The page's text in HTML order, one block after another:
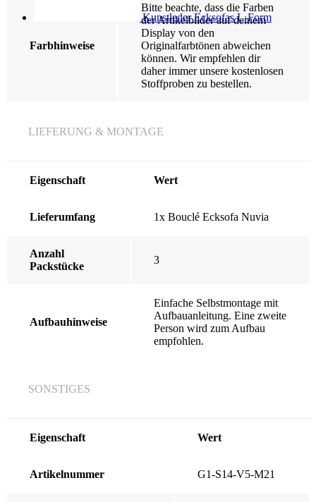
Kunstleder Ecksofas L-Form
Farbhinweise
Bitte beachte, dass die Farben
der Artikelbilder auf deinem
Display von den
Originalfarbtönen abweichen
können. Wir empfehlen dir
daher immer unsere kostenlosen
Stoffproben zu bestellen.
LIEFERUNG & MONTAGE
Eigenschaft Wert
Lieferumfang 1x Bouclé Ecksofa Nuvia
Anzahl
Packstücke
3
Aufbauhinweise
Einfache Selbstmontage mit
Aufbauanleitung. Eine zweite
Person wird zum Aufbau
empfohlen.
SONSTIGES
Eigenschaft Wert
Artikelnummer G1-S14-V5-M21